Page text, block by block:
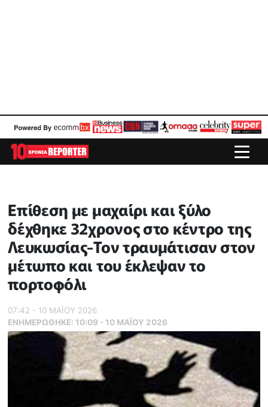
Επίθεση με μαχαίρι και ξύλο
δέχθηκε 32χρονος στο κέντρο της
Λευκωσίας-Τον τραυμάτισαν στον
μέτωπο και του έκλεψαν το
πορτοφόλι
07:42 - 10 ΜΑΪ́ΟΥ 2026
ΕΝΗΜΕΡΏΘΗΚΕ: 10:09 - 10 ΜΑΪ́ΟΥ 2026